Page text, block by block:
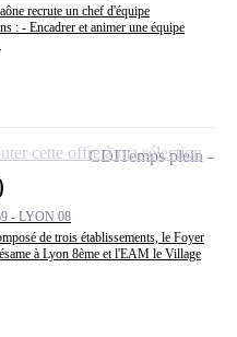
recrute un chef d'équipe
: - Encadrer et animer une équipe
- LYON 08
de trois établissements, le Foyer
à Lyon 8ème et l'EAM le Village
CDITemps plein
cette offre à ma sélection